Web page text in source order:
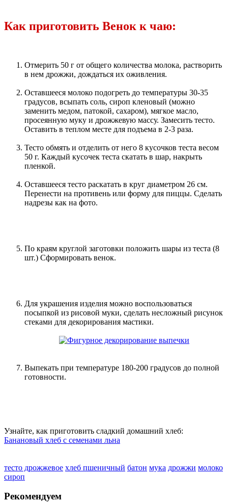
Как приготовить Венок к чаю:
Отмерить 50 г от общего количества молока, растворить
в нем дрожжи, дождаться их оживления.
Оставшееся молоко подогреть до температуры 30-35
градусов, всыпать соль, сироп кленовый (можно
заменить медом, патокой, сахаром), мягкое масло,
просеянную муку и дрожжевую массу. Замесить тесто.
Оставить в теплом месте для подъема в 2-3 раза.
Тесто обмять и отделить от него 8 кусочков теста весом
50 г. Каждый кусочек теста скатать в шар, накрыть
пленкой.
Оставшееся тесто раскатать в круг диаметром 26 см.
Перенести на противень или форму для пиццы. Сделать
надрезы как на фото.
По краям круглой заготовки положить шары из теста (8
шт.) Сформировать венок.
Для украшения изделия можно воспользоваться
посыпкой из рисовой муки, сделать несложный рисунок
стеками для декорирования мастики.
Выпекать при температуре 180-200 градусов до полной
готовности.
Узнайте, как приготовить сладкий домашний хлеб:
Банановый хлеб с семенами льна
тесто дрожжевое хлеб пшеничный батон мука дрожжи молоко
сироп
Рекомендуем